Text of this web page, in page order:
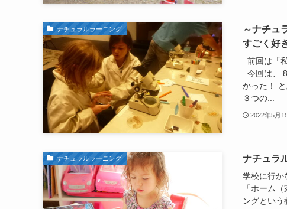
ナチュラルラーニング
～ナチュ
すごく好
前回は「
今回は、
かった！
３つの...
2022年5月
ナチュラルラーニング ナチュラ
学校に行
「ホーム
ングとい